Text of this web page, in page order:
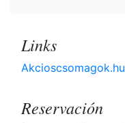
Links
Akcioscsomagok.hu
Reservación